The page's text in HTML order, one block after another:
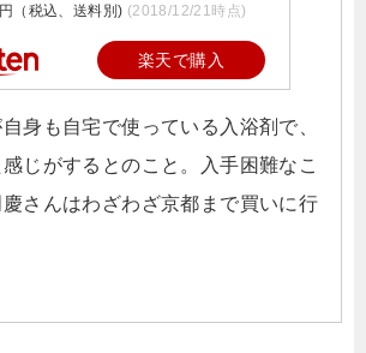
（税込、送料別) (2018/12/21時点)
楽天で購入
身も自宅で使っている入浴剤で、
じがするとのこと。入手困難なこ
さんはわざわざ京都まで買いに行